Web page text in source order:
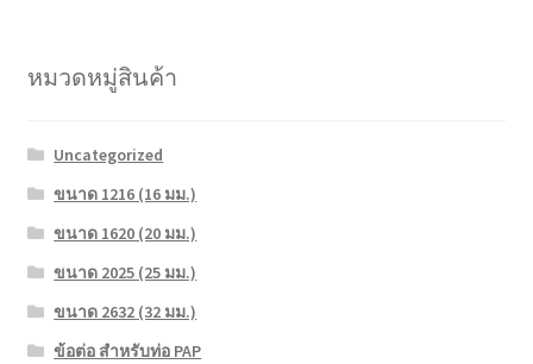
หมวดหมู่สินค้า
Uncategorized
ขนาด 1216 (16 มม.)
ขนาด 1620 (20 มม.)
ขนาด 2025 (25 มม.)
ขนาด 2632 (32 มม.)
ข้อต่อ สำหรับท่อ PAP